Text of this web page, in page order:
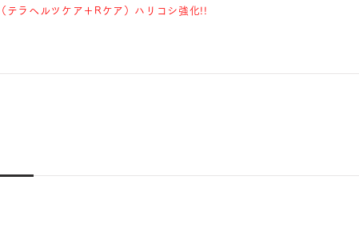
（テラヘルツケア＋Rケア）ハリコシ強化!!